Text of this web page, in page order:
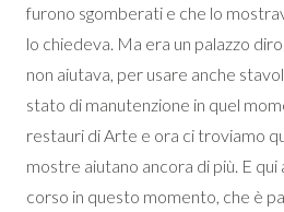
furono sgomberati e che lo
lo chiedeva. Ma era un palazzo
non aiutava, per usare anche
stato di manutenzione in quel
restauri di Arte e ora ci troviamo
mostre aiutano ancora di più. E qui
corso in questo momento, che è